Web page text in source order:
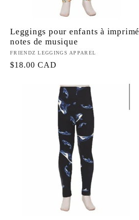
Leggings pour enfants à imprimé
notes de musique
Fournisseur :
FRIENDZ LEGGINGS APPAREL
Prix
$18.00 CAD